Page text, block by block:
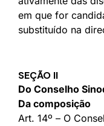
em que for
substituído na
SEÇÃO II
Do Conselho
Da composição
Art. 14º – O